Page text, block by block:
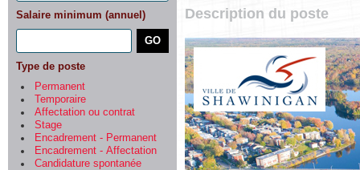
Salaire minimum (annuel)
Type de poste
Permanent
Temporaire
Affectation ou contrat
Stage
Encadrement - Permanent
Encadrement - Affectation
Candidature spontanée
Description du poste